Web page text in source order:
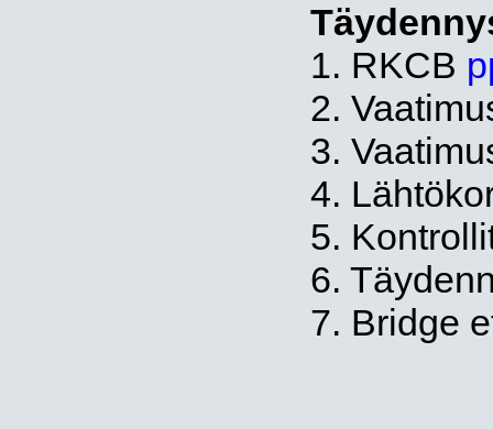
1. RKCB
2.
3.
4.
5.
6.
7. Bridge